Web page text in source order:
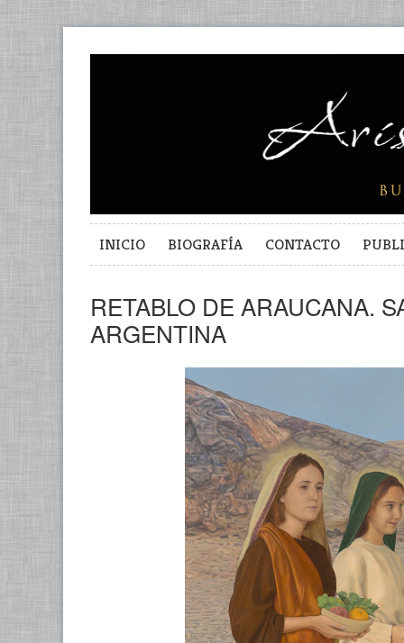
INICIO BIOGRAFÍA CONTACTO
RETABLO DE ARAUCANA.
ARGENTINA